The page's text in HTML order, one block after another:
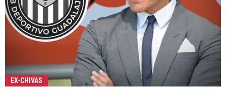
EX-CHIVAS